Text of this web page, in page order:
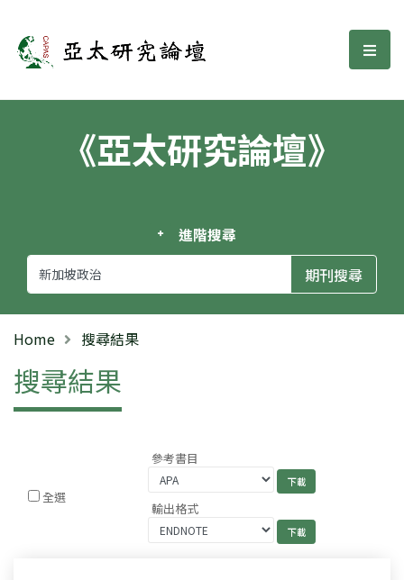
亞太研究論壇 選
《亞太研究論壇》
進階搜尋
Home 搜尋結果
搜尋結果
全選
參考書目
輸出格式